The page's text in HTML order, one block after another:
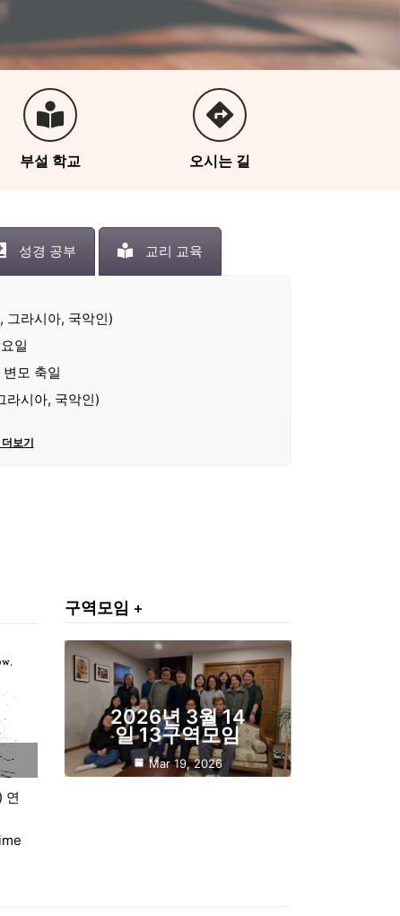
부설 학교 오시는 길
성경 공부 교리 교육
그라시아, 국악인)
일
모 축일
라시아, 국악인)
보기
연
구역모임 +
2026년 3월 14
일 13구역모임
Mar 19, 2026